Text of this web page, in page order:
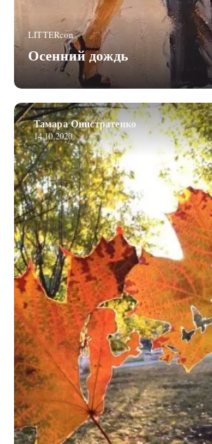
LITTERcon
Осенний дождь
Тамара Онистратенко
14.10.2020